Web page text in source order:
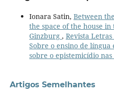
Ionara Satin, Between
the space of the house
Ginzburg , Revista Letras
Sobre o ensino de
sobre o epistemicídio
Artigos Semelhantes